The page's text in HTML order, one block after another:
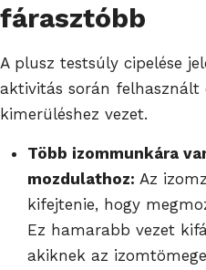
fárasztóbb
A plusz testsúly cipelése
aktivitás során felhasznált
kimerüléshez vezet.
Több izommunkára
mozdulathoz: Az
kifejtenie, hogy
Ez hamarabb vezet
akiknek az